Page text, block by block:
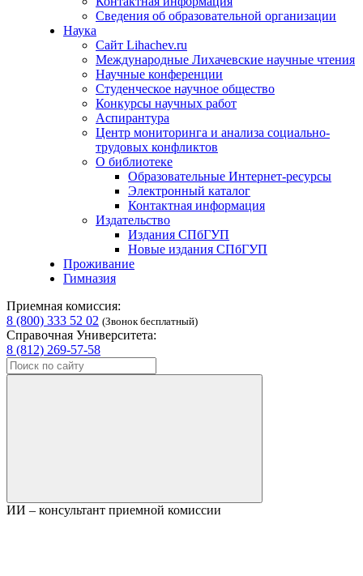
Сведения об образовательной организации
Наука
Сайт Lihachev.ru
Международные Лихачевские научные чтения
Научные конференции
Студенческое научное общество
Конкурсы научных работ
Аспирантура
Центр мониторинга и анализа социально-
трудовых конфликтов
О библиотеке
Образовательные Интернет-ресурсы
Электронный каталог
Контактная информация
Издательство
Издания СПбГУП
Новые издания СПбГУП
Проживание
Гимназия
Приемная комиссия:
8 (800) 333 52 02 (Звонок бесплатный)
Справочная Университета:
8 (812) 269-57-58
ИИ – консультант приемной комиссии